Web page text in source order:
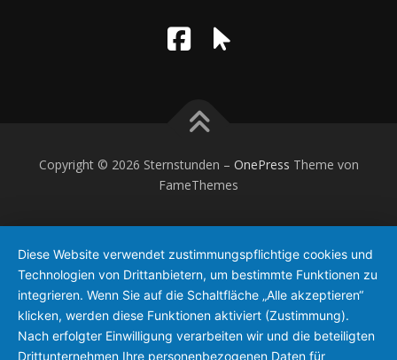
Copyright © 2026 Sternstunden – OnePress Theme von
FameThemes
Diese Website verwendet zustimmungspflichtige cookies und
Technologien von Drittanbietern, um bestimmte Funktionen zu
integrieren. Wenn Sie auf die Schaltfläche „Alle akzeptieren“
klicken, werden diese Funktionen aktiviert (Zustimmung).
Nach erfolgter Einwilligung verarbeiten wir und die beteiligten
Drittunternehmen Ihre personenbezogenen Daten für